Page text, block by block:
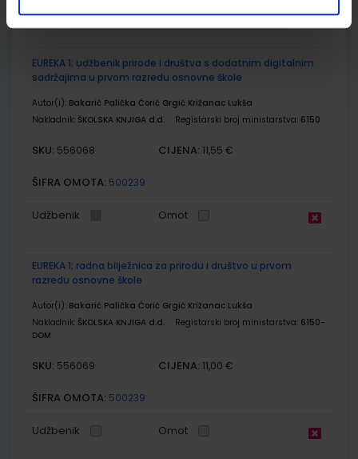
Udžbenik Omot
EUREKA 1; udžbenik prirode i društva s dodatnim digitalnim
sadržajima u prvom razredu osnovne škole
Autor(i): Bakarić Palička Ćorić Grgić Križanac Lukša
Nakladnik: ŠKOLSKA KNJIGA d.d. Registarski broj ministarstva: 6150
SKU: 556068 CIJENA: 11,55 €
ŠIFRA OMOTA: 500239
Udžbenik Omot
EUREKA 1; radna bilježnica za prirodu i društvo u prvom
razredu osnovne škole
Autor(i): Bakarić Palička Ćorić Grgić Križanac Lukša
Nakladnik: ŠKOLSKA KNJIGA d.d. Registarski broj ministarstva: 6150-
DOM
SKU: 556069 CIJENA: 11,00 €
ŠIFRA OMOTA: 500239
Udžbenik Omot